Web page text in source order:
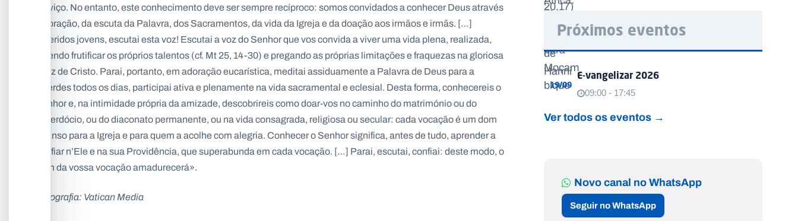
serviço. No entanto, este conhecimento deve ser sempre recíproco: somos convidados a conhecer Deus através
da oração, da escuta da Palavra, dos Sacramentos, da vida da Igreja e da doação aos irmãos e irmãs. […]
Queridos jovens, escutai esta voz! Escutai a voz do Senhor que vos convida a viver uma vida plena, realizada,
fazendo frutificar os próprios talentos (cf. Mt 25, 14-30) e pregando as próprias limitações e fraquezas na gloriosa
Cruz de Cristo. Parai, portanto, em adoração eucarística, meditai assiduamente a Palavra de Deus para a
viverdes todos os dias, participai ativa e plenamente na vida sacramental e eclesial. Desta forma, conhecereis o
Senhor e, na intimidade própria da amizade, descobrireis como doar-vos no caminho do matrimónio ou do
sacerdócio, ou do diaconato permanente, ou na vida consagrada, religiosa ou secular: cada vocação é um dom
imenso para a Igreja e para quem a acolhe com alegria. Conhecer o Senhor significa, antes de tudo, aprender a
confiar n’Ele e na sua Providência, que superabunda em cada vocação. […] Parai, escutai, confiai: deste modo, o
dom da vossa vocação amadurecerá».
Fotografia: Vatican Media
Próximos eventos
19/09
E-vangelizar 2026
09:00 - 17:45
Ver todos os eventos →
Novo canal no WhatsApp
Seguir no WhatsApp